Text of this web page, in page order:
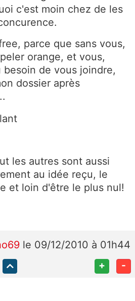
c'est moin chez de les
parce que sans vous,
orange, et vous,
besoin de vous joindre,
dossier après
les autres sont aussi
au idée reçu, le
et loin d'être le plus nul!
le 09/12/2010 à 01h44
+ -